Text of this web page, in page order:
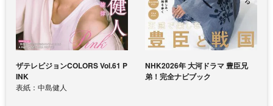
ザテレビジョンCOLORS Vol.61 P
INK
表紙：中島健人
NHK2026年 大河ドラマ 豊臣兄
弟！完全ナビブック